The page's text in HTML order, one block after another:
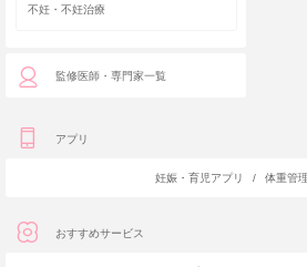
不妊・不妊治療
監修医師・専門家一覧
アプリ
妊娠・育児アプリ / 体重管
おすすめサービス